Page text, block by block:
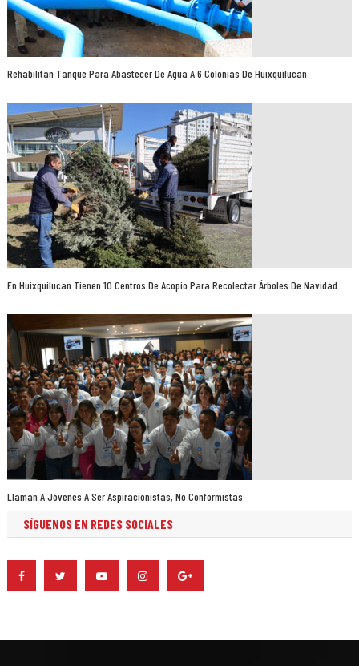
Rehabilitan Tanque Para Abastecer De Agua A 6 Colonias De Huixquilucan
En Huixquilucan Tienen 10 Centros De Acopio Para Recolectar Árboles De Navidad
Llaman A Jóvenes A Ser Aspiracionistas, No Conformistas
SÍGUENOS EN REDES SOCIALES